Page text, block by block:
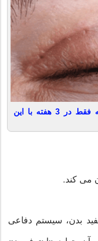
کاهش چشمگیر جای زخم و بخیه فقط در 3 هفته با این
می کند.
بدن، سیستم دفاعی